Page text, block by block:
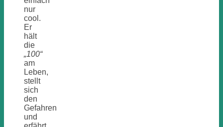
nur
cool.
Er
hält
die
„100“
am
Leben,
stellt
sich
den
Gefahren
und